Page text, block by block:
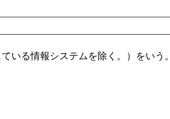
る情報システムを除く。）をいう。